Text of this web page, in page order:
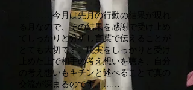
…………今月は先月の行動の結果が現れ
る月なので、その結果を感謝で受け止め
てしっかりと分析し言葉で伝えることが
とても大切です。現実をしっかりと受け
止めた上で相手の考え想いを聴き、自分
の考え想いもキチンと述べることで真の
交流が深まるのです。……